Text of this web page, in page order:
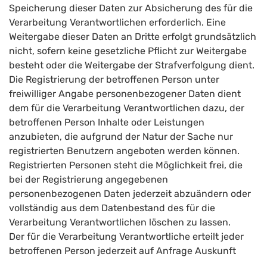
Speicherung dieser Daten zur Absicherung des für die
Verarbeitung Verantwortlichen erforderlich. Eine
Weitergabe dieser Daten an Dritte erfolgt grundsätzlich
nicht, sofern keine gesetzliche Pflicht zur Weitergabe
besteht oder die Weitergabe der Strafverfolgung dient.
Die Registrierung der betroffenen Person unter
freiwilliger Angabe personenbezogener Daten dient
dem für die Verarbeitung Verantwortlichen dazu, der
betroffenen Person Inhalte oder Leistungen
anzubieten, die aufgrund der Natur der Sache nur
registrierten Benutzern angeboten werden können.
Registrierten Personen steht die Möglichkeit frei, die
bei der Registrierung angegebenen
personenbezogenen Daten jederzeit abzuändern oder
vollständig aus dem Datenbestand des für die
Verarbeitung Verantwortlichen löschen zu lassen.
Der für die Verarbeitung Verantwortliche erteilt jeder
betroffenen Person jederzeit auf Anfrage Auskunft